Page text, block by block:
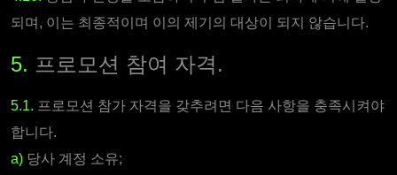
되며, 이는 최종적이며 이의 제기의 대상이 되지 않습니다.
5. 프로모션 참여 자격.
5.1. 프로모션 참가 자격을 갖추려면 다음 사항을 충족시켜야
합니다.
a) 당사 계정 소유;